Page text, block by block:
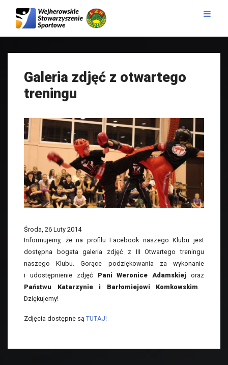
Galeria zdjęć z otwartego
treningu
Środa, 26 Luty 2014
Informujemy, że na profilu Facebook naszego Klubu jest
dostępna bogata galeria zdjęć z III Otwartego treningu
naszego Klubu. Gorące podziękowania za wykonanie
i udostępnienie zdjęć Pani Weronice Adamskiej oraz
Państwu Katarzynie i Barłomiejowi Komkowskim
Dziękujemy!
Zdjęcia dostępne są TUTAJ!